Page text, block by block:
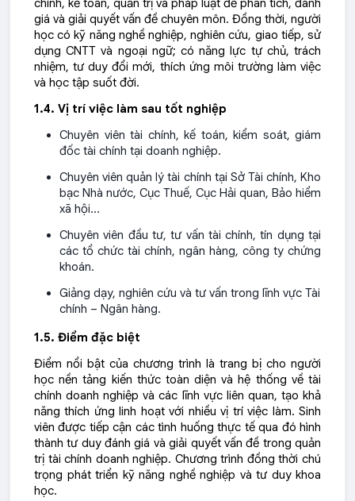
chính, kế toán, quản trị và pháp luật để phân tích, đánh
giá và giải quyết vấn đề chuyên môn. Đồng thời, người
học có kỹ năng nghề nghiệp, nghiên cứu, giao tiếp, sử
dụng CNTT và ngoại ngữ; có năng lực tự chủ, trách
nhiệm, tư duy đổi mới, thích ứng môi trường làm việc
và học tập suốt đời.
1.4. Vị trí việc làm sau tốt nghiệp
Chuyên viên tài chính, kế toán, kiểm soát, giám
đốc tài chính tại doanh nghiệp.
Chuyên viên quản lý tài chính tại Sở Tài chính, Kho
bạc Nhà nước, Cục Thuế, Cục Hải quan, Bảo hiểm
xã hội...
Chuyên viên đầu tư, tư vấn tài chính, tín dụng tại
các tổ chức tài chính, ngân hàng, công ty chứng
khoán.
Giảng dạy, nghiên cứu và tư vấn trong lĩnh vực Tài
chính – Ngân hàng.
1.5. Điểm đặc biệt
Điểm nổi bật của chương trình là trang bị cho người
học nền tảng kiến thức toàn diện và hệ thống về tài
chính doanh nghiệp và các lĩnh vực liên quan, tạo khả
năng thích ứng linh hoạt với nhiều vị trí việc làm. Sinh
viên được tiếp cận các tình huống thực tế qua đó hình
thành tư duy đánh giá và giải quyết vấn đề trong quản
trị tài chính doanh nghiệp. Chương trình đồng thời chú
trọng phát triển kỹ năng nghề nghiệp và tư duy khoa
học.